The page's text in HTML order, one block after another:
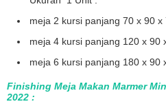
meja 2 kursi panjang 70 x 90 x
meja 4 kursi panjang 120 x 90
meja 6 kursi panjang 180 x 90
Finishing Meja Makan Marmer
2022 :